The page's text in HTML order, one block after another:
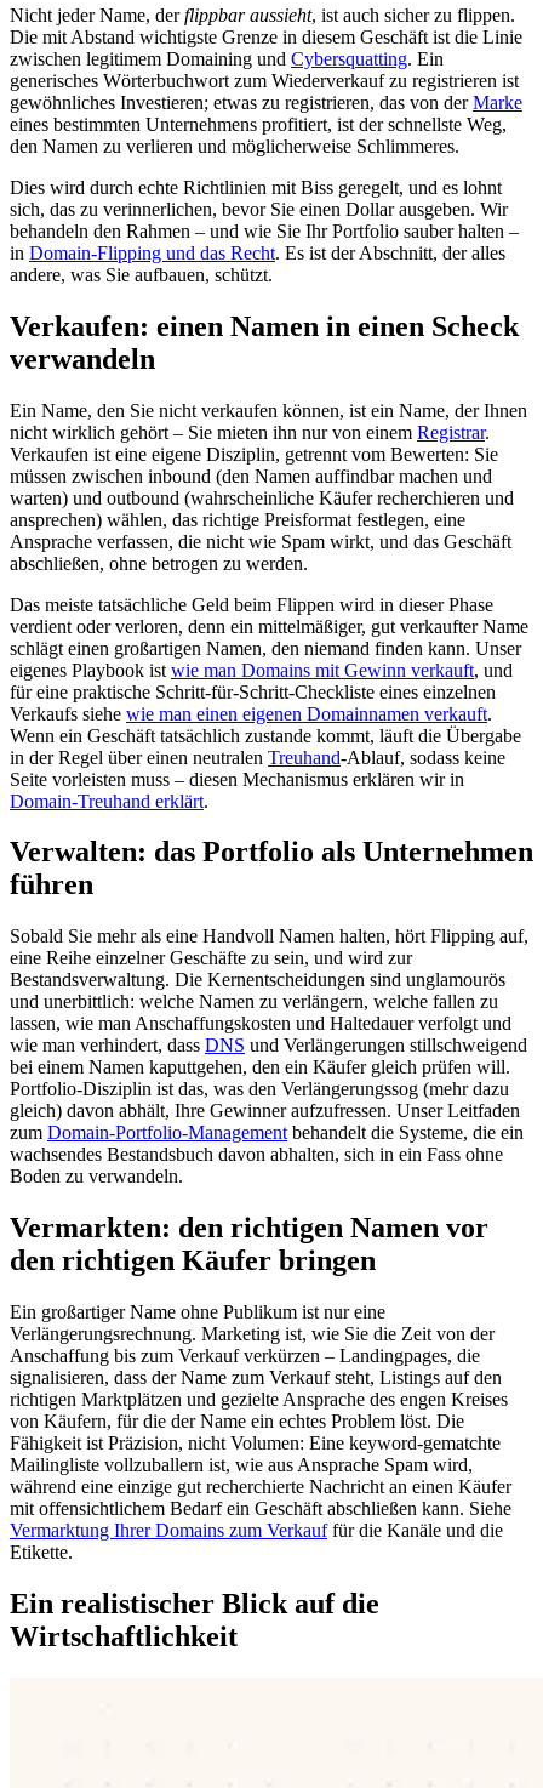
Nicht jeder Name, derflippbar aussieht, ist auch sicher zu flippen.
Die mit Abstand wichtigste Grenze in diesem Geschäft ist die Linie
zwischen legitimem Domaining und Cybersquatting. Ein
generisches Wörterbuchwort zum Wiederverkauf zu registrieren ist
gewöhnliches Investieren; etwas zu registrieren, das von derMarke
eines bestimmten Unternehmens profitiert, ist der schnellste Weg,
den Namen zu verlieren und möglicherweise Schlimmeres.
Dies wird durch echte Richtlinien mit Biss geregelt, und es lohnt
sich, das zu verinnerlichen, bevor Sie einen Dollar ausgeben. Wir
behandeln den Rahmen – und wie Sie Ihr Portfolio sauber halten –
in Domain-Flipping und das Recht. Es ist der Abschnitt, der alles
andere, was Sie aufbauen, schützt.
Verkaufen: einen Namen in einen Scheck
verwandeln
Ein Name, den Sie nicht verkaufen können, ist ein Name, der Ihnen
nicht wirklich gehört – Sie mieten ihn nur von einem Registrar.
Verkaufen ist eine eigene Disziplin, getrennt vom Bewerten: Sie
müssen zwischen inbound (den Namen auffindbar machen und
warten) und outbound (wahrscheinliche Käufer recherchieren und
ansprechen) wählen, das richtige Preisformat festlegen, eine
Ansprache verfassen, die nicht wie Spam wirkt, und das Geschäft
abschließen, ohne betrogen zu werden.
Das meiste tatsächliche Geld beim Flippen wird in dieser Phase
verdient oder verloren, denn ein mittelmäßiger, gut verkaufter Name
schlägt einen großartigen Namen, den niemand finden kann. Unser
eigenes Playbook ist wie man Domains mit Gewinn verkauft, und
für eine praktische Schritt-für-Schritt-Checkliste eines einzelnen
Verkaufs siehe wie man einen eigenen Domainnamen verkauft.
Wenn ein Geschäft tatsächlich zustande kommt, läuft die Übergabe
in der Regel über einen neutralen Treuhand-Ablauf, sodass keine
Seite vorleisten muss – diesen Mechanismus erklären wir in
Domain-Treuhand erklärt.
Verwalten: das Portfolio als Unternehmen
führen
Sobald Sie mehr als eine Handvoll Namen halten, hört Flipping auf,
eine Reihe einzelner Geschäfte zu sein, und wird zur
Bestandsverwaltung. Die Kernentscheidungen sind unglamourös
und unerbittlich: welche Namen zu verlängern, welche fallen zu
lassen, wie man Anschaffungskosten und Haltedauer verfolgt und
wie man verhindert, dass DNS und Verlängerungen stillschweigend
bei einem Namen kaputtgehen, den ein Käufer gleich prüfen will.
Portfolio-Disziplin ist das, was den Verlängerungssog (mehr dazu
gleich) davon abhält, Ihre Gewinner aufzufressen. Unser Leitfaden
zum Domain-Portfolio-Management behandelt die Systeme, die ein
wachsendes Bestandsbuch davon abhalten, sich in ein Fass ohne
Boden zu verwandeln.
Vermarkten: den richtigen Namen vor
den richtigen Käufer bringen
Ein großartiger Name ohne Publikum ist nur eine
Verlängerungsrechnung. Marketing ist, wie Sie die Zeit von der
Anschaffung bis zum Verkauf verkürzen – Landingpages, die
signalisieren, dass der Name zum Verkauf steht, Listings auf den
richtigen Marktplätzen und gezielte Ansprache des engen Kreises
von Käufern, für die der Name ein echtes Problem löst. Die
Fähigkeit ist Präzision, nicht Volumen: Eine keyword-gematchte
Mailingliste vollzuballern ist, wie aus Ansprache Spam wird,
während eine einzige gut recherchierte Nachricht an einen Käufer
mit offensichtlichem Bedarf ein Geschäft abschließen kann. Siehe
Vermarktung Ihrer Domains zum Verkauffür die Kanäle und die
Etikette.
Ein realistischer Blick auf die
Wirtschaftlichkeit